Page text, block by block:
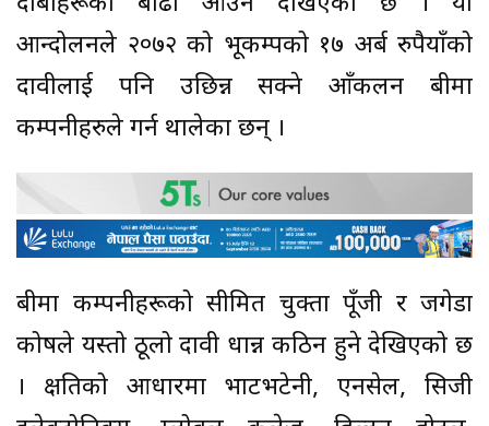
आन्दोलनले २०७२ को भूकम्पको १७ अर्ब रुपैयाँको
दावीलाई पनि उछिन्न सक्ने आँकलन बीमा
कम्पनीहरुले गर्न थालेका छन् ।
बीमा कम्पनीहरूको सीमित चुक्ता पूँजी र जगेडा
कोषले यस्तो ठूलो दावी धान्न कठिन हुने देखिएको छ
। क्षतिको आधारमा भाटभटेनी, एनसेल, सिजी